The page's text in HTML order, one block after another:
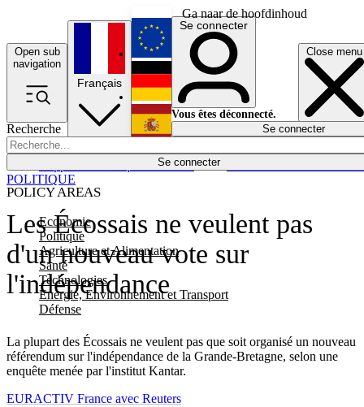
Ga naar de hoofdinhoud
Open sub
navigation
Close menu
Recherche
Se connecter
POLICY AREAS
Economie
Politique
Agriculture et Alimentation
Santé
Technologies
Energie, Environnement et Transport
Défense
Économie
Français
English
Deutsch
Español
Se connecter
Vous êtes déconnecté.
Se connecter
Les Écossais ne veulent pas
d'un nouveau vote sur
l'indépendance
La plupart des Écossais ne veulent pas que soit organisé un nouveau
référendum sur l'indépendance de la Grande-Bretagne, selon une
enquête menée par l'institut Kantar.
POLITIQUE
EURACTIV France avec Reuters